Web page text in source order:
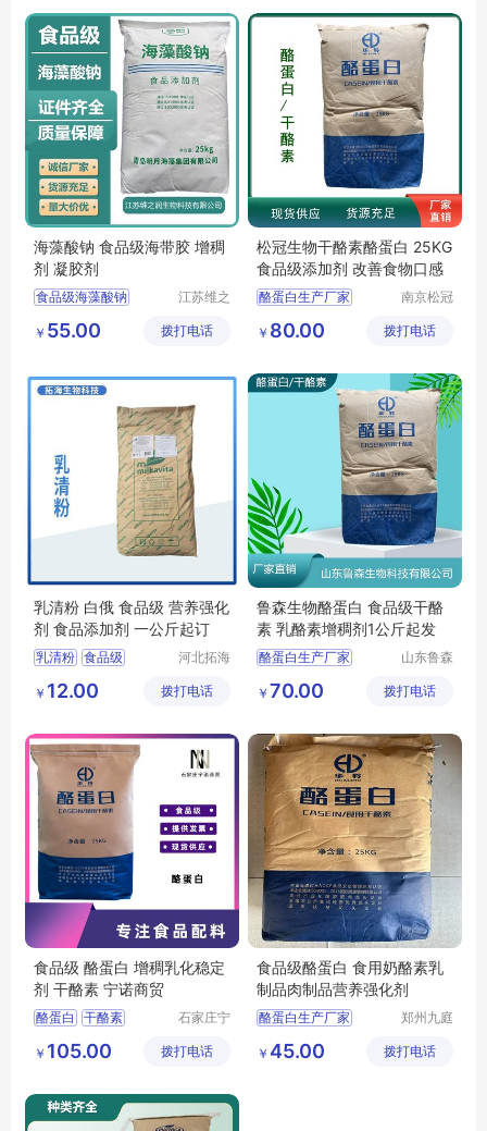
海藻酸钠 食品级海带胶 增稠
剂 凝胶剂
食品级海藻酸钠
海藻酸钠厂家
江苏维之
技有限公
￥ 55.00 拨打电话
松冠生物干酪素酪蛋白 25KG
食品级添加剂 改善食物口感
酪蛋白生产厂家
酪蛋白厂家价格
南京松冠
有限公司
￥ 80.00 拨打电话
乳清粉 白俄 食品级 营养强化
剂 食品添加剂 一公斤起订
乳清粉 食品级
乳清粉用途
河北拓海
有限公司
￥ 12.00 拨打电话
鲁森生物酪蛋白 食品级干酪
素 乳酪素增稠剂1公斤起发
酪蛋白生产厂家
酪蛋白含量
山东鲁森
有限公司
￥ 70.00 拨打电话
食品级 酪蛋白 增稠乳化稳定
剂 干酪素 宁诺商贸
酪蛋白
干酪素
石家庄宁
限公司
￥ 105.00 拨打电话
食品级酪蛋白 食用奶酪素乳
制品肉制品营养强化剂
酪蛋白生产厂家
干酪素生产厂家
郑州九庭
有限公司
￥ 45.00 拨打电话